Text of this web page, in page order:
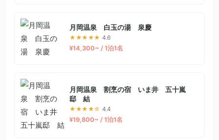
月岡温泉 白玉の湯 泉慶
★★★★★ 4.6
¥14,300~ / 1泊1名
月岡温泉 割烹の宿 いま井 五十嵐
邸 結
★★★★☆ 4.4
¥19,800~ / 1泊1名